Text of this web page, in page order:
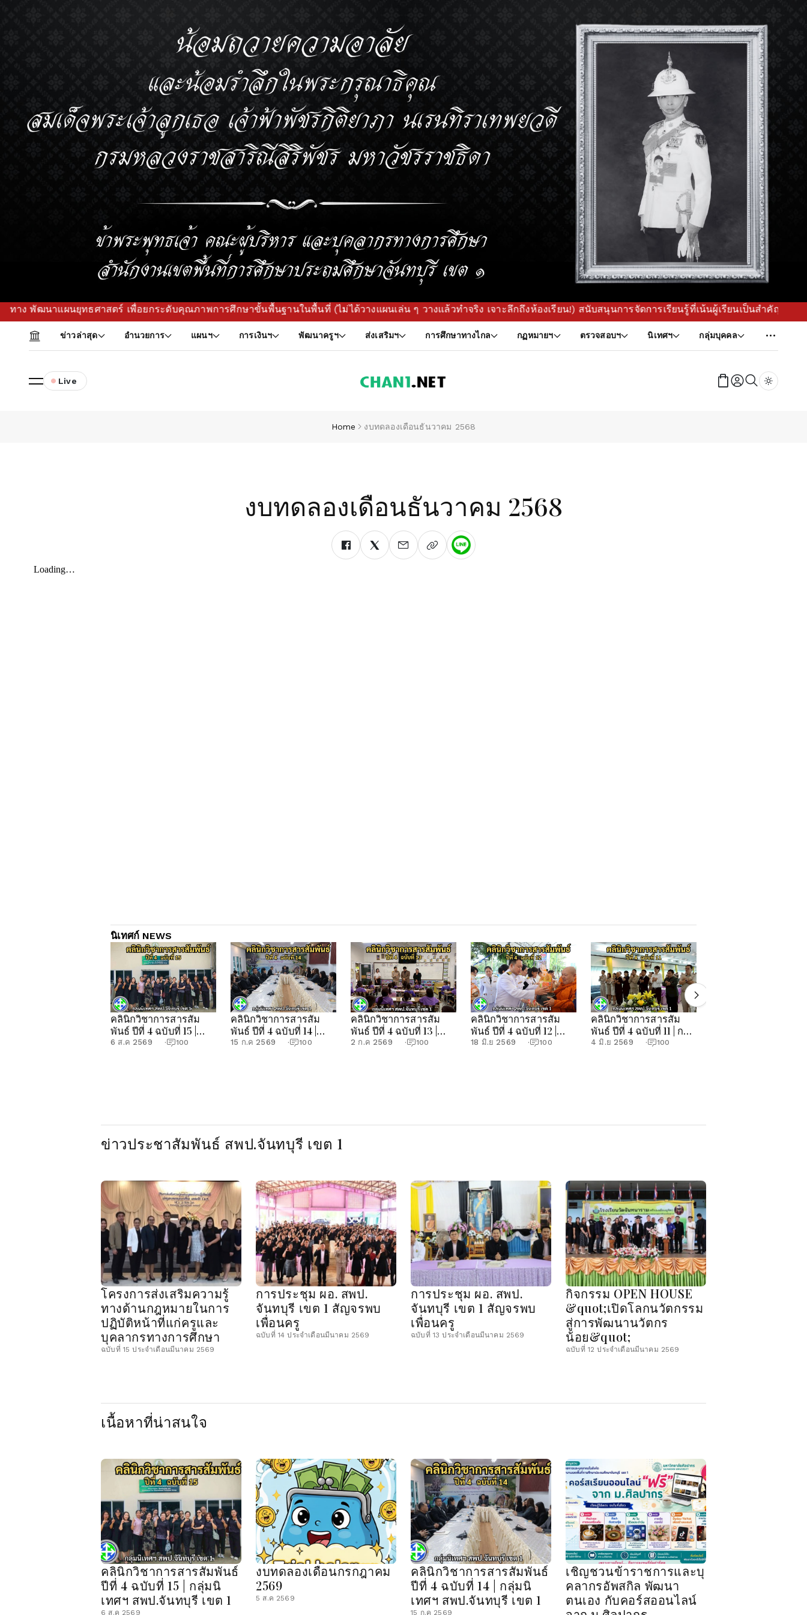
นยุทธศาสตร์ เพื่อยกระดับคุณภาพการศึกษาขั้นพื้นฐานในพื้นที่ (ไม่ได้วางแผนเล่น ๆ วางแล้วทำจริง เจาะลึกถึงห้องเรียน!) สนับสนุนการจัดการเรียนรู้ที่เน้นผู้เรียนเป็นสำคัญ พร้อมขับเ
ข่าวล่าสุด อำนวยการ แผนฯ การเงินฯ พัฒนาครูฯ ส่งเสริมฯ การศึกษาทางไกล กฏหมายฯ ตรวจสอบฯ นิเทศฯ กลุ่มบุคคล
Live
Home งบทดลองเดือนธันวาคม 2568
งบทดลองเดือนธันวาคม 2568
นิเทศก์ NEWS
คลินิกวิชาการสารสัม
พันธ์ ปีที่ 4 ฉบับที่ 15 |
กลุ่มนิเทศฯ สพป.จันทบุรี
6 ส.ค 2569 · 100
คลินิกวิชาการสารสัม
พันธ์ ปีที่ 4 ฉบับที่ 14 |
กลุ่มนิเทศฯ สพป.จันทบุรี
15 ก.ค 2569 · 100
คลินิกวิชาการสารสัม
พันธ์ ปีที่ 4 ฉบับที่ 13 |
กลุ่มนิเทศฯ สพป.จันทบุรี
2 ก.ค 2569 · 100
คลินิกวิชาการสารสัม
พันธ์ ปีที่ 4 ฉบับที่ 12 |
กลุ่มนิเทศฯ สพป.จันทบุรี
18 มิ.ย 2569 · 100
คลินิกวิชาการสารสัม
พันธ์ ปีที่ 4 ฉบับที่ 11 | กลุ่ม
นิเทศฯ สพป.จันทบุรี เขต
4 มิ.ย 2569 · 100
ข่าวประชาสัมพันธ์ สพป.จันทบุรี เขต 1
โครงการส่งเสริมความรู้
ทางด้านกฎหมายในการ
ปฏิบัติหน้าที่แก่ครูและ
บุคลากรทางการศึกษา
ฉบับที่ 15 ประจำเดือนมีนาคม 2569
การประชุม ผอ. สพป.
จันทบุรี เขต 1 สัญจรพบ
เพื่อนครู
ฉบับที่ 14 ประจำเดือนมีนาคม 2569
การประชุม ผอ. สพป.
จันทบุรี เขต 1 สัญจรพบ
เพื่อนครู
ฉบับที่ 13 ประจำเดือนมีนาคม 2569
กิจกรรม OPEN HOUSE
&quot;เปิดโลกนวัตกรรม
สู่การพัฒนานวัตกร
น้อย&quot;
ฉบับที่ 12 ประจำเดือนมีนาคม 2569
เนื้อหาที่น่าสนใจ
คลินิกวิชาการสารสัมพันธ์
ปีที่ 4 ฉบับที่ 15 | กลุ่มนิ
เทศฯ สพป.จันทบุรี เขต 1
6 ส.ค 2569
งบทดลองเดือนกรกฎาคม
2569
5 ส.ค 2569
คลินิกวิชาการสารสัมพันธ์
ปีที่ 4 ฉบับที่ 14 | กลุ่มนิ
เทศฯ สพป.จันทบุรี เขต 1
15 ก.ค 2569
เชิญชวนข้าราชการและบุ
คลากรอัพสกิล พัฒนา
ตนเอง กับคอร์สออนไลน์